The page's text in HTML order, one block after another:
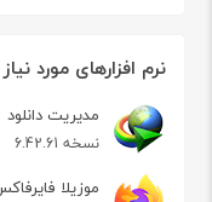
نرم افزارهای مورد نیاز
مدیریت دانلود
نسخه 6.42.61
موزیلا